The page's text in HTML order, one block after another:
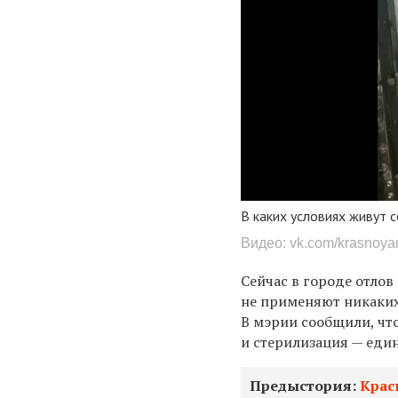
В каких условиях живут
Видео: vk.com/
Сейчас в городе
не применяют
В мэрии сообщили,
и стерилизация —
Предыстория: